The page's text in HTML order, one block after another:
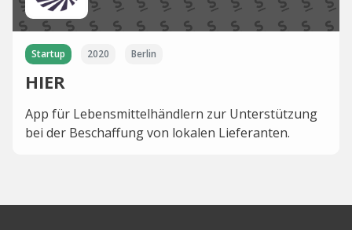
Startup 2020 Berlin
HIER
App für Lebensmittelhändlern zur Unterstützung
bei der Beschaffung von lokalen Lieferanten.